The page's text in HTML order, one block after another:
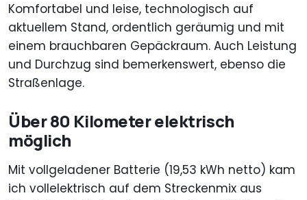
Komfortabel und leise, technologisch auf
aktuellem Stand, ordentlich geräumig und mit
einem brauchbaren Gepäckraum. Auch Leistung
und Durchzug sind bemerkenswert, ebenso die
Straßenlage.
Über 80 Kilometer elektrisch
möglich
Mit vollgeladener Batterie (19,53 kWh netto) kam
ich vollelektrisch auf dem Streckenmix aus